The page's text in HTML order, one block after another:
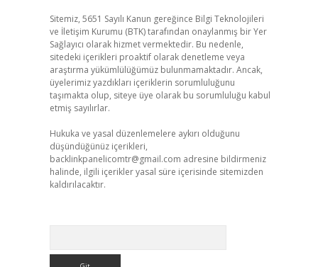
Sitemiz, 5651 Sayılı Kanun gereğince Bilgi Teknolojileri
ve İletişim Kurumu (BTK) tarafından onaylanmış bir Yer
Sağlayıcı olarak hizmet vermektedir. Bu nedenle,
sitedeki içerikleri proaktif olarak denetleme veya
araştırma yükümlülüğümüz bulunmamaktadır. Ancak,
üyelerimiz yazdıkları içeriklerin sorumluluğunu
taşımakta olup, siteye üye olarak bu sorumluluğu kabul
etmiş sayılırlar.
Hukuka ve yasal düzenlemelere aykırı olduğunu
düşündüğünüz içerikleri,
backlinkpanelicomtr@gmail.com adresine bildirmeniz
halinde, ilgili içerikler yasal süre içerisinde sitemizden
kaldırılacaktır.